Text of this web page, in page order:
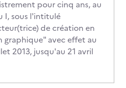
pour cinq ans, au
I, sous l'intitulé
de création en
graphique" avec effet au
2013, jusqu'au 21 avril